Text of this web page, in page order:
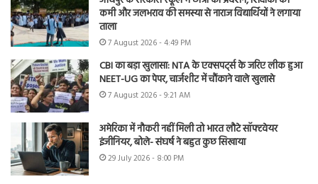
कमी और जलभराव की समस्या से नाराज विद्यार्थियों ने लगाया
ताला
7 August 2026 - 4:49 PM
CBI का बड़ा खुलासा: NTA के एक्सपर्ट्स के जरिए लीक हुआ
NEET-UG का पेपर, चार्जशीट में चौंकाने वाले खुलासे
7 August 2026 - 9:21 AM
अमेरिका में नौकरी नहीं मिली तो भारत लौटे सॉफ्टवेयर
इंजीनियर, बोले- संघर्ष ने बहुत कुछ सिखाया
29 July 2026 - 8:00 PM